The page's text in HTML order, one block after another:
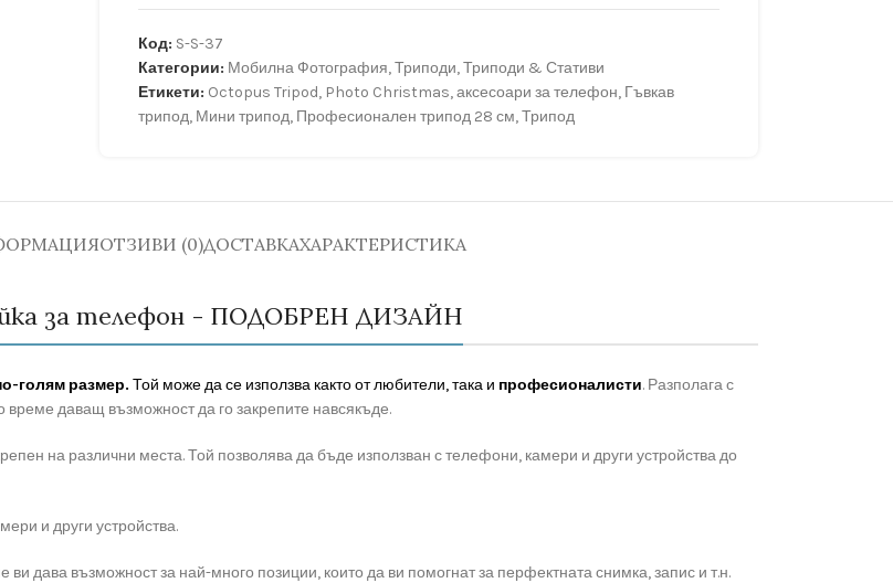
Код: S-S-37
Категории: Мобилна Фотография,Триподи,Триподи & Стативи
Етикети: Octopus Tripod, Photo Christmas,аксесоари за телефон, Гъвкав
трипод, Мини трипод, Професионален трипод 28 см,Трипод
ОТЗИВИ (0)ДОСТАВКАХАРАКТЕРИСТИКА
за телефон - ПОДОБРЕН ДИЗАЙН
голям размер. Той може да се използва както от любители, така и професионалисти. Разполага с
време даващ възможност да го закрепите навсякъде.
на различни места. Той позволява да бъде използван с телефони, камери и други устройства до
и други устройства.
дава възможност за най-много позиции, които да ви помогнат за перфектната снимка, запис и т.н.